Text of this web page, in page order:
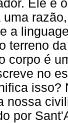
Ele é
uma
a
terreno
corpo é
no
isso?
nossa
por